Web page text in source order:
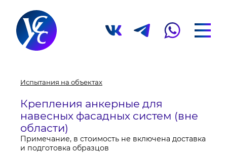
Испытания на объектах
Крепления анкерные для
навесных фасадных систем (вне
области)
Примечание, в стоимость не включена доставка
и подготовка образцов